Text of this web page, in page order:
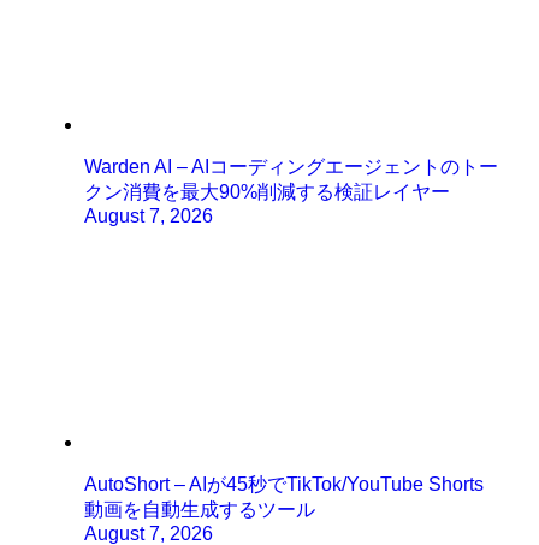
Warden AI – AIコーディングエージェントのトー
クン消費を最大90%削減する検証レイヤー
August 7, 2026
AutoShort – AIが45秒でTikTok/YouTube Shorts
動画を自動生成するツール
August 7, 2026